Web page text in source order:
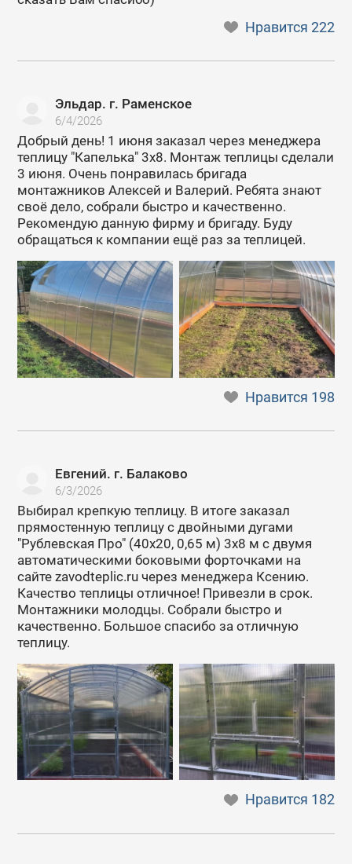
Нравится222
Эльдар. г. Раменское
6/4/2026
Добрый день! 1 июня заказал через менеджера
теплицу "Капелька" 3х8. Монтаж теплицы сделали
3 июня. Очень понравилась бригада
монтажников Алексей и Валерий. Ребята знают
своё дело, собрали быстро и качественно.
Рекомендую данную фирму и бригаду. Буду
обращаться к компании ещё раз за теплицей.
Нравится 198
Евгений. г. Балаково
6/3/2026
Выбирал крепкую теплицу. В итоге заказал
прямостенную теплицу с двойными дугами
"Рублевская Про" (40х20, 0,65 м) 3х8 м с двумя
автоматическими боковыми форточками на
сайте zavodteplic.ru через менеджера Ксению.
Качество теплицы отличное! Привезли в срок.
Монтажники молодцы. Собрали быстро и
качественно. Большое спасибо за отличную
теплицу.
Нравится 182